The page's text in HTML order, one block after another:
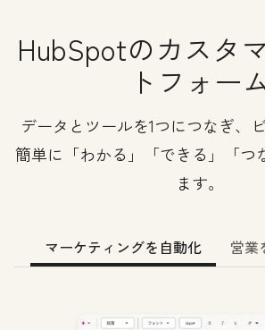
HubSpotのカスタ
トフォー
データとツールを1つにつなぎ、
簡単に「わかる」「できる」「つ
ます。
マーケティングを自動化 営業